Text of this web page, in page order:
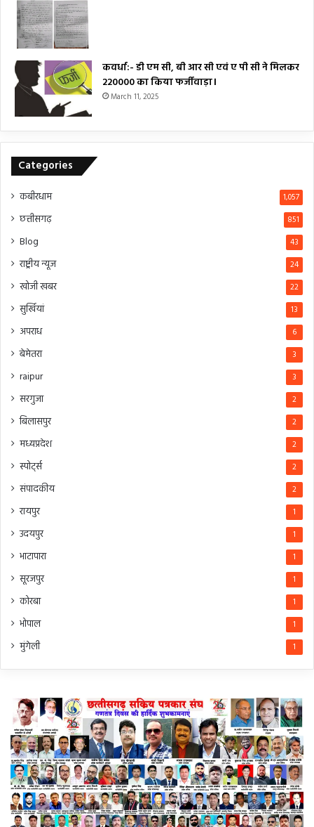
कवर्धा:- डी एम सी, बी आर सी एवं ए पी सी ने मिलकर
₹220000 का किया फर्जीवाड़ा।
March 11, 2025
Categories
कबीरधाम 1,057
छत्तीसगढ़ 851
Blog 43
राष्ट्रीय न्यूज 24
खोजी खबर 22
सुर्खियां 13
अपराध 6
बेमेतरा 3
raipur 3
सरगुजा 2
बिलासपुर 2
मध्यप्रदेश 2
स्पोर्ट्स 2
संपादकीय 2
रायपुर 1
उदयपुर 1
भाटापारा 1
सूरजपुर 1
कोरबा 1
भोपाल 1
मुंगेली 1